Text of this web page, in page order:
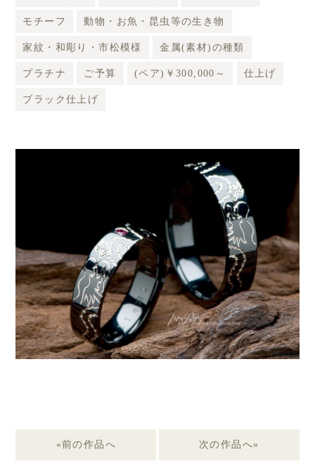
モチーフ 動物・お魚・昆虫等の生き物
家紋・和彫り・市松模様 金属(素材)の種類
プラチナ ご予算 (ペア)￥300,000～ 仕上げ
ブラック仕上げ
«前の作品へ 次の作品へ»